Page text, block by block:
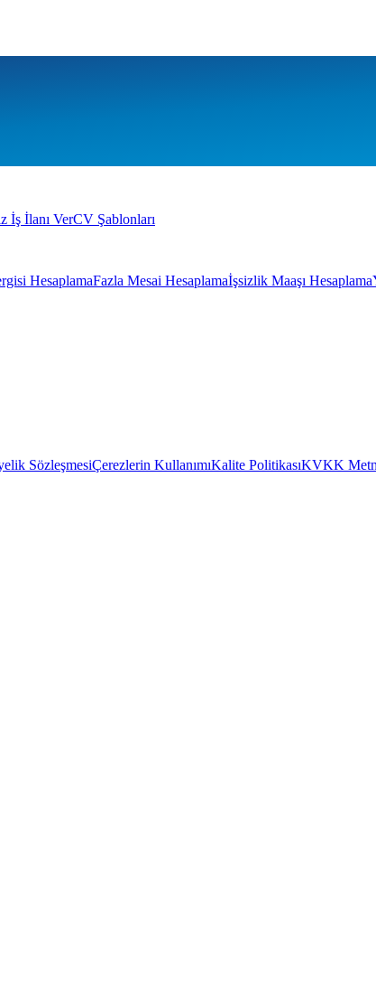
İş İlanı VerCV Şablonları
HesaplamaFazla Mesai Hesaplamaİşsizlik Maaşı Hesaplama
SözleşmesiÇerezlerin KullanımıKalite PolitikasıKVKK